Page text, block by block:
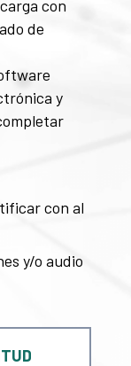
con
de
y
con al
y/o audio